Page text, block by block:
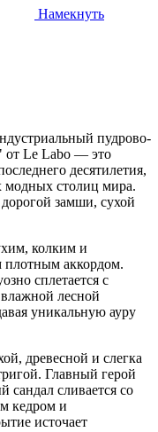
Намекнуть
пудрово-
от Le Labo — это
десятилетия,
модных столиц мира.
замши, сухой
колким и
плотным аккордом.
сплетается с
лесной
уникальную ауру
древесной и слегка
Главный герой
сливается со
кедром и
источает